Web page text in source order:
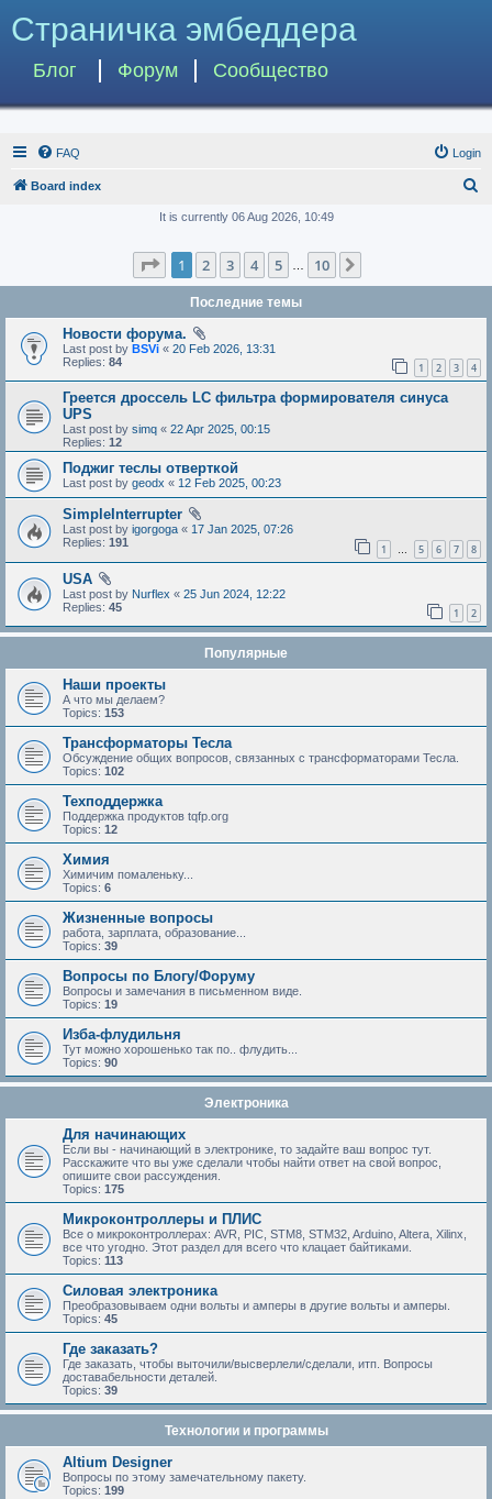
Страничка эмбеддера
Блог Форум Сообщество
FAQ Login
Board index
c
h
It is currently 06 Aug 2026, 10:49
Page 1of 10
1 2 3 4 5 10
Последние темы
Новости форума.
Last post by BSVi « 20 Feb 2026, 13:31
Replies: 84 1 2 3 4
Греется дроссель LC фильтра формирователя синуса
UPS
Last post by simq « 22 Apr 2025, 00:15
Replies: 12
Поджиг теслы отверткой
Last post by geodx « 12 Feb 2025, 00:23
SimpleInterrupter
Last post by igorgoga « 17 Jan 2025, 07:26
Replies: 191 1 … 5 6 7 8
USA
Last post by Nurflex « 25 Jun 2024, 12:22
Replies: 45 1 2
Популярные
Наши проекты
А что мы делаем?
Topics: 153
Трансформаторы Тесла
Обсуждение общих вопросов, связанных с трансформаторами Тесла.
Topics: 102
Техподдержка
Поддержка продуктов tqfp.org
Topics: 12
Химия
Химичим помаленьку...
Topics: 6
Жизненные вопросы
работа, зарплата, образование...
Topics: 39
Вопросы по Блогу/Форуму
Вопросы и замечания в письменном виде.
Topics: 19
Изба-флудильня
Тут можно хорошенько так по.. флудить...
Topics: 90
Электроника
Для начинающих
Если вы - начинающий в электронике, то задайте ваш вопрос тут.
Расскажите что вы уже сделали чтобы найти ответ на свой вопрос,
опишите свои рассуждения.
Topics: 175
Микроконтроллеры и ПЛИС
Все о микроконтроллерах: AVR, PIC, STM8, STM32, Arduino, Altera, Xilinx,
все что угодно. Этот раздел для всего что клацает байтиками.
Topics: 113
Силовая электроника
Преобразовываем одни вольты и амперы в другие вольты и амперы.
Topics: 45
Где заказать?
Где заказать, чтобы выточили/высверлели/сделали, итп. Вопросы
доставабельности деталей.
Topics: 39
Технологии и программы
Altium Designer
Вопросы по этому замечательному пакету.
Topics: 199